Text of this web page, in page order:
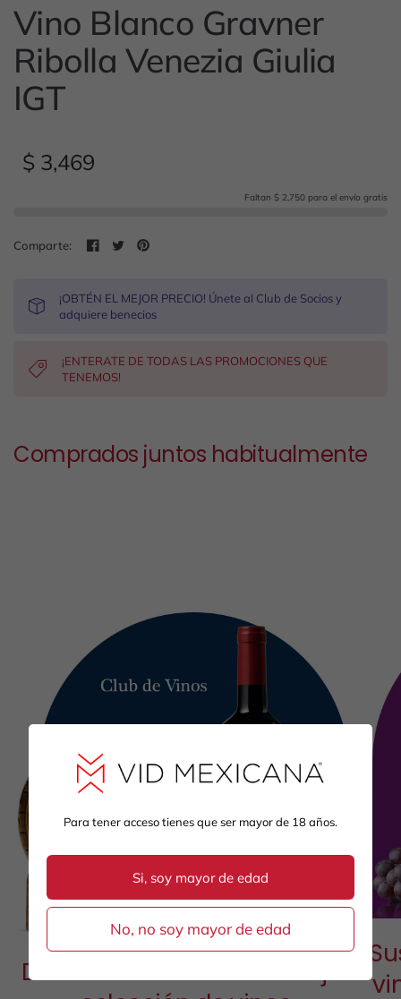
Vino Blanco Gravner
Ribolla Venezia Giulia
IGT
$ 3,469
Faltan $ 2,750 para el envío gratis
Comparte:
¡OBTÉN EL MEJOR PRECIO! Únete al Club de Socios y
adquiere benecios
¡ENTERATE DE TODAS LAS PROMOCIONES QUE
TENEMOS!
Comprados juntos habitualmente
Descubre cada mes la mejor
Para tener acceso tienes que ser mayor de 18 años.
Si, soy mayor de edad
No, no soy mayor de edad